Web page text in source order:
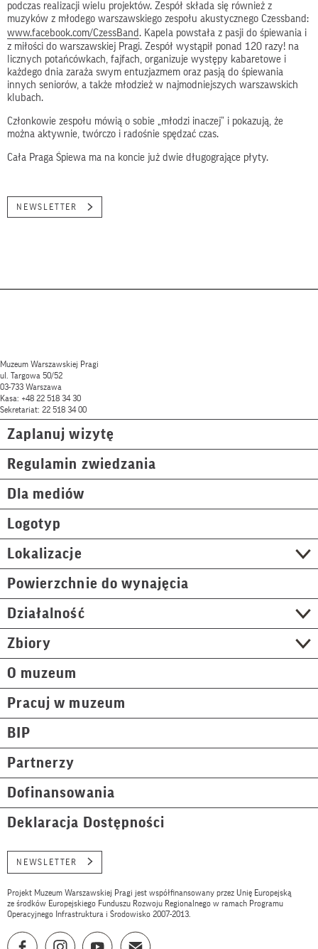
podczas realizacji wielu projektów. Zespół składa się również z
muzyków z młodego warszawskiego zespołu akustycznego Czessband:
www.facebook.com/CzessBand. Kapela powstała z pasji do śpiewania i
z miłości do warszawskiej Pragi. Zespół wystąpił ponad 120 razy! na
licznych potańcówkach, fajfach, organizuje występy kabaretowe i
każdego dnia zaraża swym entuzjazmem oraz pasją do śpiewania
innych seniorów, a także młodzież w najmodniejszych warszawskich
klubach.
Członkowie zespołu mówią o sobie „młodzi inaczej” i pokazują, że
można aktywnie, twórczo i radośnie spędzać czas.
Cała Praga Śpiewa ma na koncie już dwie długogrające płyty.
NEWSLETTER
Muzeum Warszawskiej Pragi
ul. Targowa 50/52
03-733 Warszawa
Kasa: +48 22 518 34 30
Sekretariat: 22 518 34 00
Zaplanuj wizytę
Regulamin zwiedzania
Dla mediów
Logotyp
Lokalizacje
Powierzchnie do wynajęcia
Działalność
Zbiory
O muzeum
Pracuj w muzeum
BIP
Partnerzy
Dofinansowania
Deklaracja Dostępności
NEWSLETTER
Projekt Muzeum Warszawskiej Pragi jest współfinansowany przez Unię Europejską
ze środków Europejskiego Funduszu Rozwoju Regionalnego w ramach Programu
Operacyjnego Infrastruktura i Środowisko 2007-2013.